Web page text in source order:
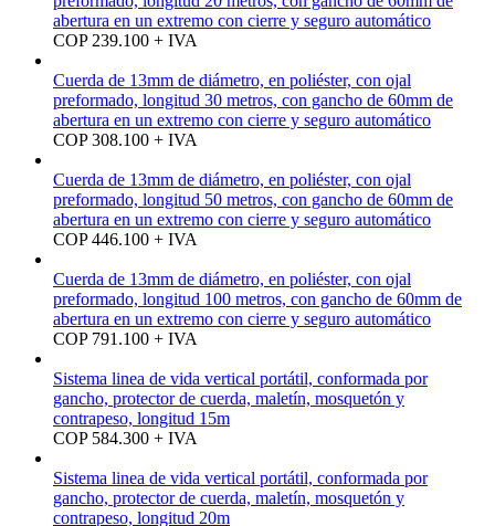
abertura en un extremo con cierre y seguro automático
COP 239.100 + IVA
Cuerda de 13mm de diámetro, en poliéster, con ojal
preformado, longitud 30 metros, con gancho de 60mm de
abertura en un extremo con cierre y seguro automático
COP 308.100 + IVA
Cuerda de 13mm de diámetro, en poliéster, con ojal
preformado, longitud 50 metros, con gancho de 60mm de
abertura en un extremo con cierre y seguro automático
COP 446.100 + IVA
Cuerda de 13mm de diámetro, en poliéster, con ojal
preformado, longitud 100 metros, con gancho de 60mm de
abertura en un extremo con cierre y seguro automático
COP 791.100 + IVA
Sistema linea de vida vertical portátil, conformada por
gancho, protector de cuerda, maletín, mosquetón y
contrapeso, longitud 15m
COP 584.300 + IVA
Sistema linea de vida vertical portátil, conformada por
gancho, protector de cuerda, maletín, mosquetón y
contrapeso, longitud 20m